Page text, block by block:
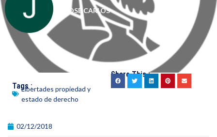
JOSÉ CARLOS
Tags :
Libertades propiedad y
estado de derecho
Share This :
02/12/2018